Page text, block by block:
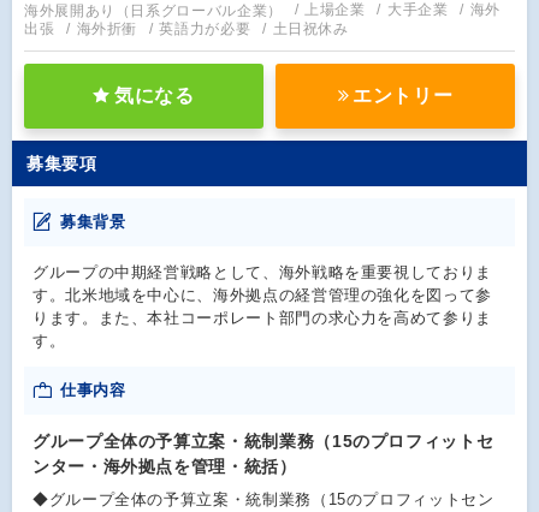
海外展開あり（日系グローバル企業） 上場企業 大手企業
海外
出張
海外折衝 英語力が必要 土日祝休み
気になる エントリー
募集要項
募集背景
グループの中期経営戦略として、海外戦略を重要視しておりま
す。北米地域を中心に、海外拠点の経営管理の強化を図って参
ります。また、本社コーポレート部門の求心力を高めて参りま
す。
仕事内容
グループ全体の予算立案・統制業務（15のプロフィットセ
ンター・海外拠点を管理・統括）
◆グループ全体の予算立案・統制業務（15のプロフィットセン